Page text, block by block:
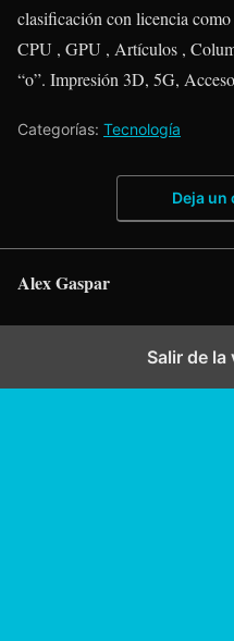
clasificación con licencia
CPU , GPU , Artículos ,
“o”. Impresión 3D, 5G,
Categorías: Tecnología
Deja un
Alex Gaspar
Salir de